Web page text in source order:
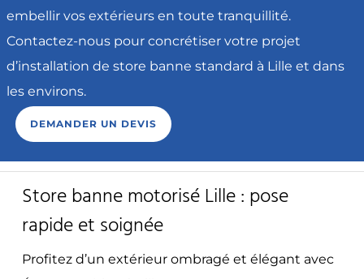
embellir vos extérieurs en toute tranquillité.
Contactez-nous pour concrétiser votre projet
d’installation de store banne standard à Lille et dans
les environs.
DEMANDER UN DEVIS
Store banne motorisé Lille : pose
rapide et soignée
Profitez d’un extérieur ombragé et élégant avec